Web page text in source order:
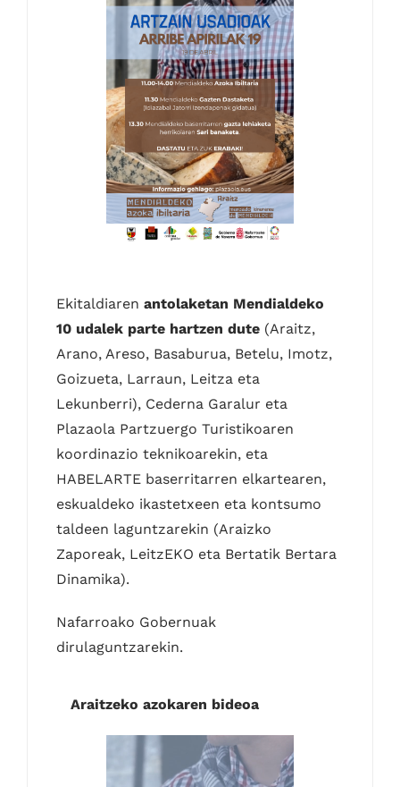
Ekitaldiarenantolaketan Mendialdeko
10 udalek parte hartzen dute (Araitz,
Arano, Areso, Basaburua, Betelu, Imotz,
Goizueta, Larraun, Leitza eta
Lekunberri), Cederna Garalur eta
Plazaola Partzuergo Turistikoaren
koordinazio teknikoarekin, eta
HABELARTE baserritarren elkartearen,
eskualdeko ikastetxeen eta kontsumo
taldeen laguntzarekin (Araizko
Zaporeak, LeitzEKO eta Bertatik Bertara
Dinamika).
Nafarroako Gobernuak
dirulaguntzarekin.
Araitzeko azokaren bideoa